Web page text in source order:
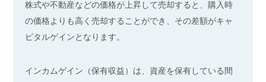
株式や不動産などの価格が上昇して売却すると、購入時
の価格よりも高く売却することができ、その差額がキャ
ピタルゲインとなります。
インカムゲイン（保有収益）は、資産を保有している間